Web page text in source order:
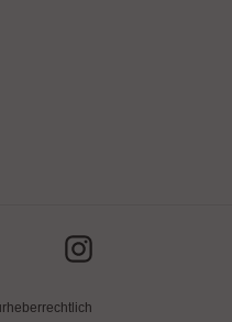
Instagram